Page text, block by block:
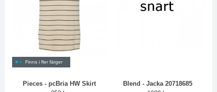
Finns i fler färger
Pieces - pcBria HW Skirt
Blend - Jacka 20718685